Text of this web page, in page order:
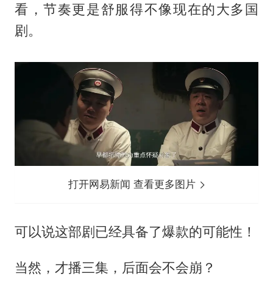
看，节奏更是舒服得不像现在的大多国
剧。
打开网易新闻 查看更多图片
可以说这部剧已经具备了爆款的可能性！
当然，才播三集，后面会不会崩？